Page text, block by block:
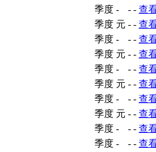
季度 - - - 查
季度 元 - - 查
季度 - - - 查
季度 元 - - 查
季度 - - - 查
季度 元 - - 查
季度 - - - 查
季度 元 - - 查
季度 - - - 查
季度 - - - 查